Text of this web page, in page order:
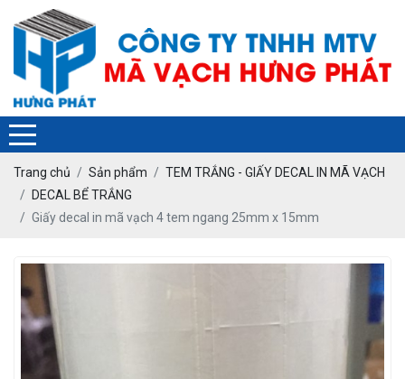
Trang chủ Sản phẩm
TEM TRẮNG - GIẤY DECAL IN MÃ VẠCH
DECAL BỂ TRẮNG
Giấy decal in mã vạch 4 tem ngang 25mm x 15mm
❄